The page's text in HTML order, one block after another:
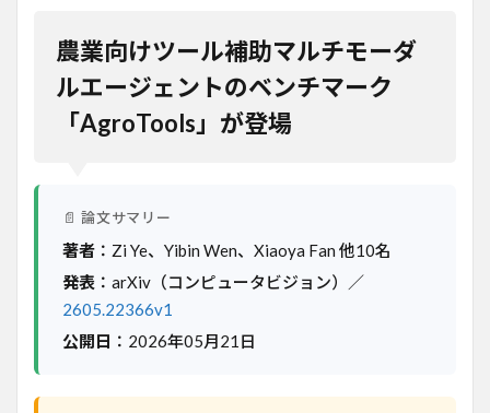
のベンチマー
ク
「AgroTools」
が登場
3
手
法・
アプ
ロー
農業向けツール補助マルチモーダ
ルエージェントのベンチマーク
「AgroTools」が登場
📄 論文サマリー
著者 ：Zi Ye、Yibin Wen、Xiaoya Fan 他10名
発表 ：arXiv（コンピュータビジョン）／
2605.22366v1
公開日 ：2026年05月21日